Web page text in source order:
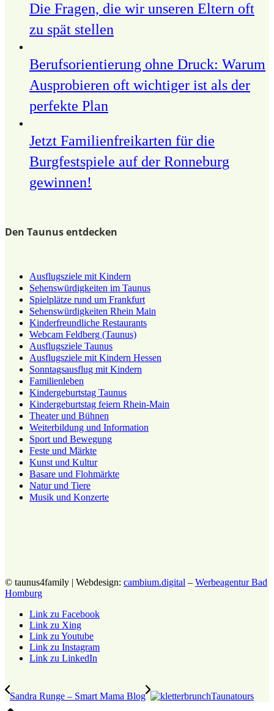
Die Fragen, die wir unseren Eltern oft
zu spät stellen
Berufsorientierung ohne Druck: Warum
Ausprobieren oft wichtiger ist als der
perfekte Plan
Jetzt Familienfreikarten für die
Burgfestspiele auf der Ronneburg
gewinnen!
Den Taunus entdecken
Ausflugsziele mit Kindern
Sehenswürdigkeiten im Taunus
Spielplätze rund um Frankfurt
Sehenswürdigkeiten Rhein Main
Kinderfreundliche Restaurants
Webcam Feldberg (Taunus)
Ausflugsziele Taunus
Ausflugsziele mit Kindern Hessen
Sonntagsausflug mit Kindern
Familienleben
Kindergeburtstag Taunus
Kindergeburtstag feiern Rhein-Main
Theater und Bühnen
Weiterbildung und Information
Sport und Bewegung
Feste und Märkte
Kunst und Kultur
Basare und Flohmärkte
Natur und Tiere
Musik und Konzerte
© taunus4family | Webdesign: cambium.digital – Werbeagentur Bad
Homburg
Link zu Facebook
Link zu Xing
Link zu Youtube
Link zu Instagram
Link zu LinkedIn
Sandra Runge – Smart Mama Blog Taunatours